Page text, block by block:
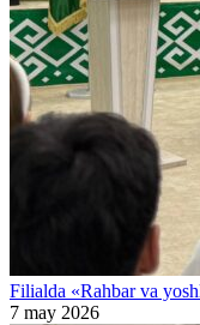
Filialda «Rahbar va
7 may 2026